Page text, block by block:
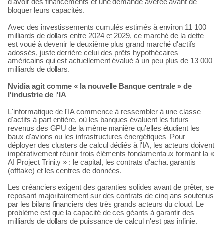
d'avoir des financements et une demande avérée avant de
bloquer leurs capacités.
Avec des investissements cumulés estimés à environ 11 100
milliards de dollars entre 2024 et 2029, ce marché de la dette
est voué à devenir le deuxième plus grand marché d'actifs
adossés, juste derrière celui des prêts hypothécaires
américains qui est actuellement évalué à un peu plus de 13 000
milliards de dollars.
Nvidia agit comme « la nouvelle Banque centrale » de
l'industrie de l'IA
L'informatique de l'IA commence à ressembler à une classe
d'actifs à part entière, où les banques évaluent les futurs
revenus des GPU de la même manière qu'elles étudient les
baux d'avions ou les infrastructures énergétiques. Pour
déployer des clusters de calcul dédiés à l'IA, les acteurs doivent
impérativement réunir trois éléments fondamentaux formant la «
AI Project Trinity » : le capital, les contrats d'achat garantis
(offtake) et les centres de données.
Les créanciers exigent des garanties solides avant de prêter, se
reposant majoritairement sur des contrats de cinq ans soutenus
par les bilans financiers des très grands acteurs du cloud. Le
problème est que la capacité de ces géants à garantir des
milliards de dollars de puissance de calcul n'est pas infinie.